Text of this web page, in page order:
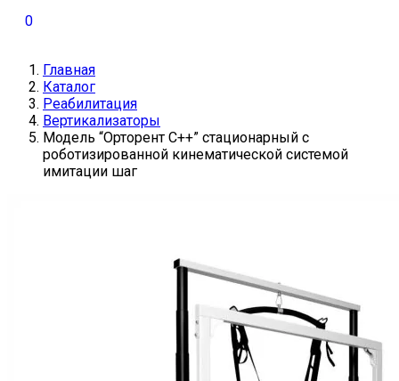
0
Главная
Каталог
Реабилитация
Вертикализаторы
Модель “Орторент С++” стационарный с
роботизированной кинематической системой
имитации шаг